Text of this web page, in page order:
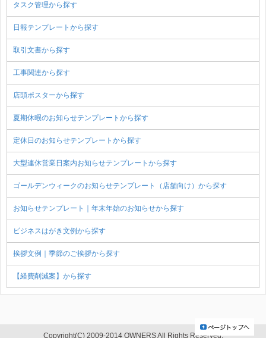
タスク管理から探す
日報テンプレートから探す
取引文書から探す
工事関連から探す
店頭ポスターから探す
夏期休暇のお知らせテンプレートから探す
定休日のお知らせテンプレートから探す
大型連休営業日案内お知らせテンプレートから探す
ゴールデンウィークのお知らせテンプレート（店舗向け）から探す
お知らせテンプレート｜年末年始のお知らせから探す
ビジネスはがき文例から探す
挨拶文例｜季節のご挨拶から探す
【経費削減案】から探す
Copyright(C) 2009-2014 OWNERS All Rights Reserved.